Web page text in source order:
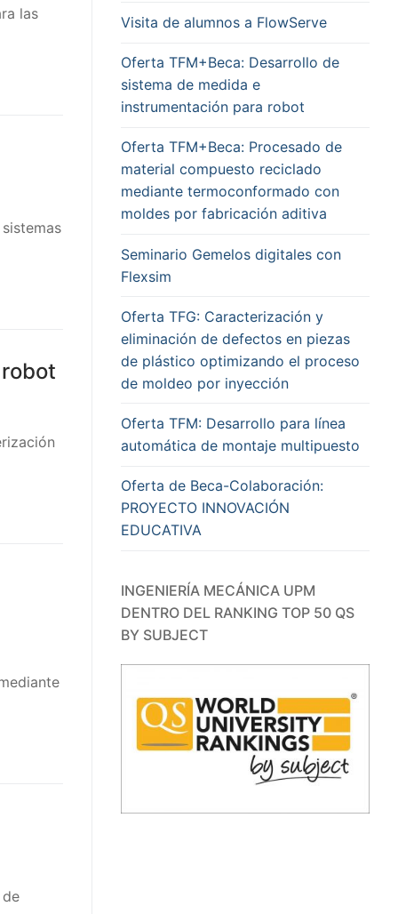
las
Visita de alumnos a FlowServe
Oferta TFM+Beca: Desarrollo de
sistema de medida e
instrumentación para robot
Oferta TFM+Beca: Procesado de
material compuesto reciclado
mediante termoconformado con
moldes por fabricación aditiva
Seminario Gemelos digitales con
Flexsim
Oferta TFG: Caracterización y
eliminación de defectos en piezas
de plástico optimizando el proceso
de moldeo por inyección
Oferta TFM: Desarrollo para línea
automática de montaje multipuesto
Oferta de Beca-Colaboración:
PROYECTO INNOVACIÓN
EDUCATIVA
INGENIERÍA MECÁNICA UPM
DENTRO DEL RANKING TOP 50 QS
BY SUBJECT